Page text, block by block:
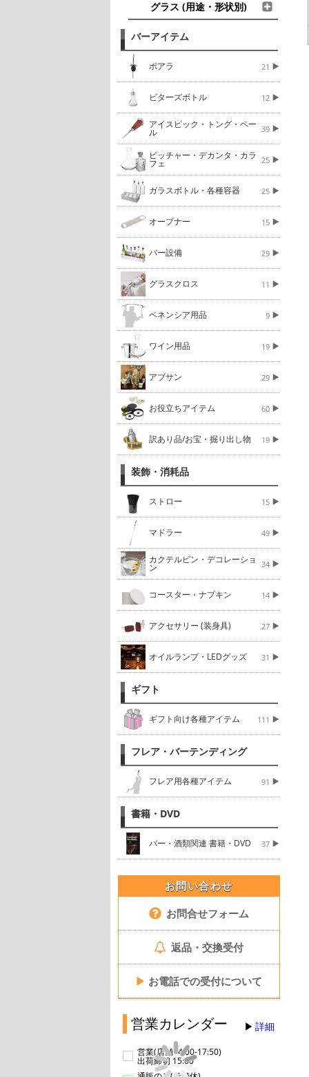
グラス (用途・形状別)
バーアイテム
ポアラ 21
ビターズボトル 12
アイスピック・トング・ペー
ル 39
ピッチャー・デカンタ・カラ
フェ 25
ガラスボトル・各種容器 25
オープナー 15
バー設備 29
グラスクロス 11
ベネンシア用品 9
ワイン用品 19
アブサン 29
お役立ちアイテム 60
訳あり品/お宝・掘り出し物 19
装飾・消耗品
ストロー 15
マドラー 49
カクテルピン・デコレーショ
ン 34
コースター・ナプキン 14
アクセサリー (装身具) 27
オイルランプ・LEDグッズ 31
ギフト
ギフト向け各種アイテム 111
フレア・バーテンディング
フレア用各種アイテム 91
書籍・DVD
バー・酒類関連 書籍・DVD 37
お問い合わせ
お問合せフォーム
返品・交換受付
▶ お電話での受付について
営業カレンダー 詳細
営業(店舗14:00-17:50)
出荷締切 15:00